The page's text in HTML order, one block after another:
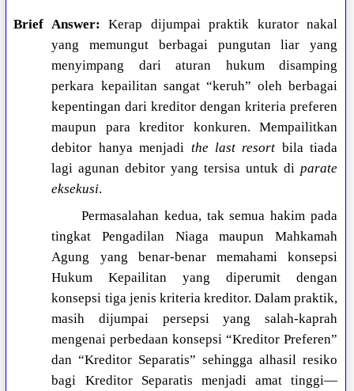
Brief Answer: Kerap dijumpai praktik kurator nakal
yang memungut berbagai pungutan liar yang
menyimpang dari aturan hukum disamping
perkara kepailitan sangat “keruh” oleh berbagai
kepentingan dari kreditor dengan kriteria preferen
maupun para kreditor konkuren. Mempailitkan
debitor hanya menjadi the last resort bila tiada
lagi agunan debitor yang tersisa untuk di parate
eksekusi.
Permasalahan kedua, tak semua hakim pada
tingkat Pengadilan Niaga maupun Mahkamah
Agung yang benar-benar memahami konsepsi
Hukum Kepailitan yang diperumit dengan
konsepsi tiga jenis kriteria kreditor. Dalam praktik,
masih dijumpai persepsi yang salah-kaprah
mengenai perbedaan konsepsi “Kreditor Preferen”
dan “Kreditor Separatis” sehingga alhasil resiko
bagi Kreditor Separatis menjadi amat tinggi—